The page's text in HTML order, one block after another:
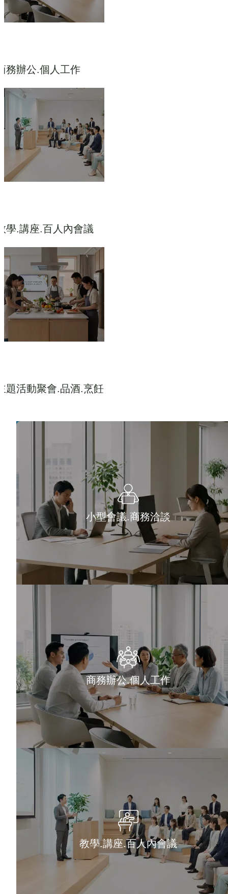
務辦公.個人工作
學.講座.百人內會議
題活動聚會.品酒.烹飪
小型會議.商務洽談
商務辦公.個人工作
教學.講座.百人內會議